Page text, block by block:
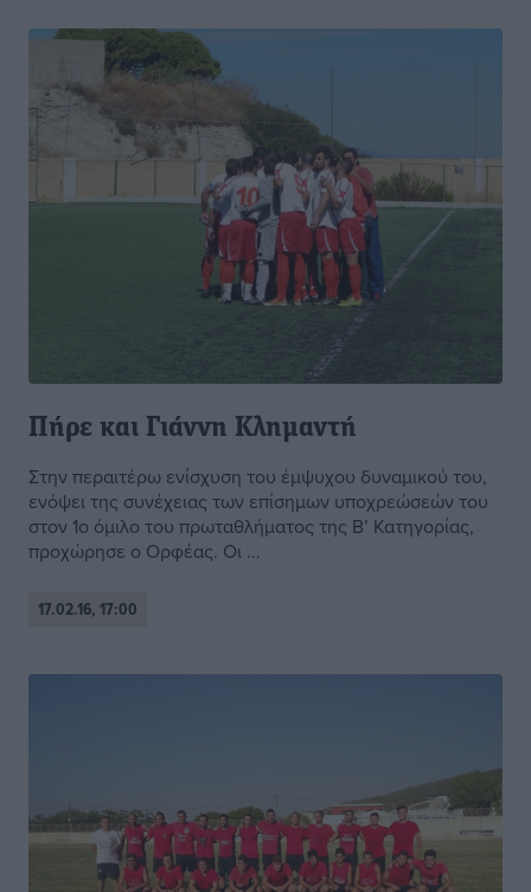
Πήρε και Γιάννη Κλημαντή
Στην περαιτέρω ενίσχυση του έμψυχου δυναμικού του,
ενόψει της συνέχειας των επίσημων υποχρεώσεών του
στον 1ο όμιλο του πρωταθλήματος της Β’ Κατηγορίας,
προχώρησε ο Ορφέας. Οι ...
17.02.16, 17:00